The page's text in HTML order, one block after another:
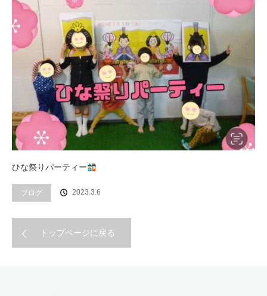
ひな祭りパーティー
ブログ 2023.3.6
トップページに戻る